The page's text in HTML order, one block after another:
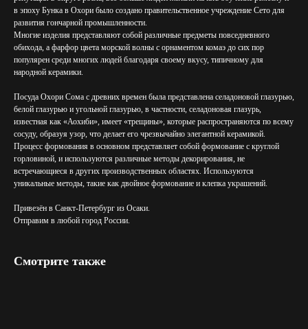
в эпоху Бунка в Охори было создано правительственное учреждение Сето для
развития гончарной промышленности.
Многие изделия представляют собой различные предметы повседневного
обихода, а фарфор цвета морской волны с орнаментом комаэ до сих пор
популярен среди многих людей благодаря своему вкусу, типичному для
народной керамики.
Посуда Охори Сома с древних времен была представлена селадоновой глазурью,
белой глазурью и угольной глазурью, в частности, селадоновая глазурь,
известная как «Аохиби», имеет «трещины», которые распространяются по всему
сосуду, образуя узор, что делает его чрезвычайно элегантной керамикой.
Процесс формования в основном представляет собой формование с круглой
горловиной, и используются различные методы декорирования, не
встречающиеся в других производственных областях. Используются
уникальные методы, такие как двойное формование и клепка украшений.
Привезён в Санкт-Петербург из Осаки.
Отправим в любой город России.
Смотрите также